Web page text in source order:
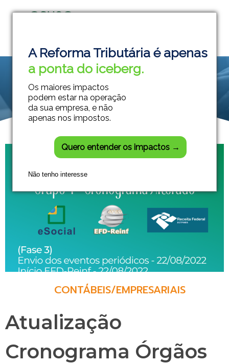
A Reforma Tributária é apenas
a ponta do iceberg.
Os maiores impactos
podem estar na operação
da sua empresa, e não
apenas nos impostos.
Quero entender os impactos →
Não tenho interesse
Grupo Módulos
Sistemas Contábeis e Empresariais
CONTÁBEIS/EMPRESARIAIS
Atualização
Cronograma Órgãos